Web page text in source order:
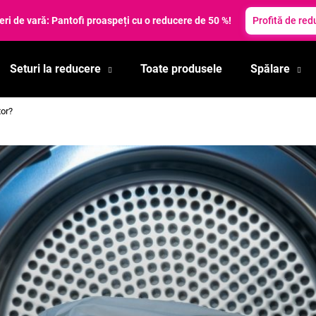
prețurile! Reduceri de vară de până la 35 %. ✨ Profită de
Seturi la reducere Toate produsele Spălare
Ce căutaţi?
Vă recomandăm